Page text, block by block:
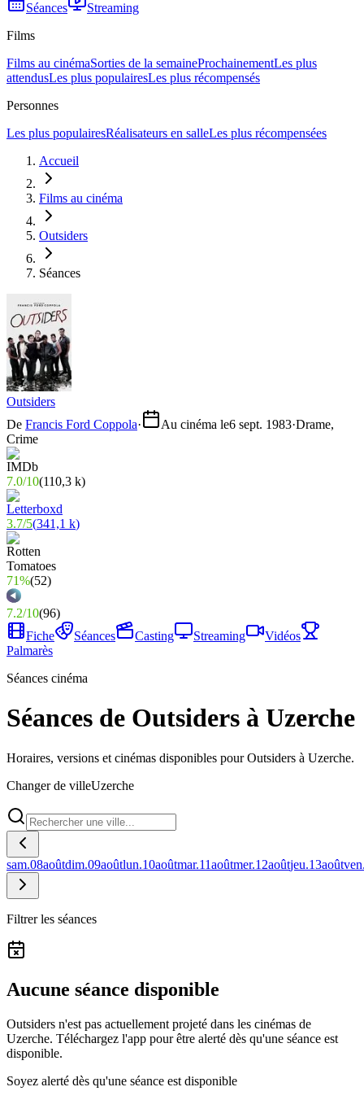
Séances
Streaming
Films
Films au cinémaSorties de la semaineProchainementLes plus
attendusLes plus populairesLes plus récompensés
Personnes
Les plus populairesRéalisateurs en salleLes plus récompensées
Accueil
Films au cinéma
Outsiders
Séances
Outsiders
De Francis Ford Coppola· Au cinéma le6 sept. 1983·Drame,
Crime
7.0/10(110,3 k)
3.7/5(341,1 k)
71%(52)
7.2/10(96)
Fiche
Séances Casting Streaming
Vidéos
Palmarès
Séances cinéma
Séances de Outsiders à Uzerche
Horaires, versions et cinémas disponibles pour Outsiders à Uzerche.
Changer de villeUzerche
sam.08aoûtdim.09aoûtlun.10aoûtmar.11aoûtmer.12aoûtjeu.13août
Filtrer les séances
Aucune séance disponible
Outsiders n'est pas actuellement projeté dans les cinémas de
Uzerche. Téléchargez l'app pour être alerté dès qu'une séance est
disponible.
Soyez alerté dès qu'une séance est disponible